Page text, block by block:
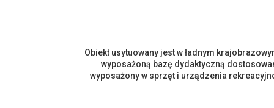
Obiekt usytuowany jest w ładnym
wyposażoną bazę dydaktyczną
wyposażony w sprzęt i urządzenia